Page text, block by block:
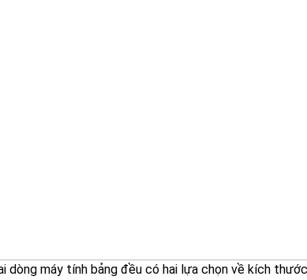
dòng máy tính bảng đều có hai lựa chọn về kích